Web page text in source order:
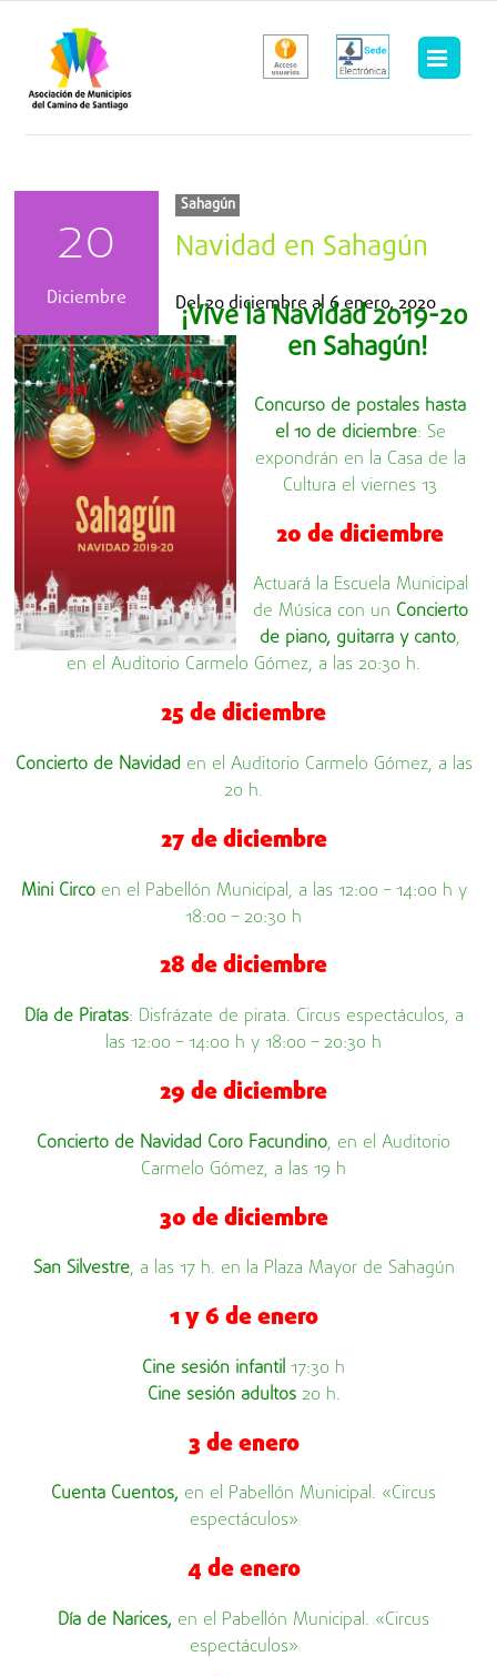
contenido
20
Diciembre
Sahagún
Navidad en Sahagún
Del20 diciembreal6 enero, 2020
¡Vive la Navidad 2019-20
en Sahagún!
Concurso de postales hasta
el 10 de diciembre: Se
expondrán en la Casa de la
Cultura el viernes 13
20 de diciembre
Actuará la Escuela Municipal
de Música con un Concierto
de piano, guitarra y canto,
en el Auditorio Carmelo Gómez, a las 20:30 h.
25 de diciembre
Concierto de Navidad en el Auditorio Carmelo Gómez, a las
20 h.
27 de diciembre
Mini Circoen el Pabellón Municipal, a las 12:00 – 14:00 h y
18:00 – 20:30 h
28 de diciembre
Día de Piratas: Disfrázate de pirata. Circus espectáculos, a
las 12:00 – 14:00 h y 18:00 – 20:30 h
29 de diciembre
Concierto de Navidad Coro Facundino, en el Auditorio
Carmelo Gómez, a las 19 h
30 de diciembre
San Silvestre, a las 17 h. en la Plaza Mayor de Sahagún
1 y 6 de enero
Cine sesión infantil 17:30 h
Cine sesión adultos20 h.
3 de enero
Cuenta Cuentos, en el Pabellón Municipal. «Circus
espectáculos»
4 de enero
Día de Narices, en el Pabellón Municipal. «Circus
espectáculos»